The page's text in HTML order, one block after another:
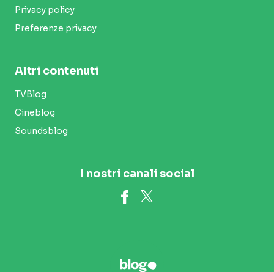
Privacy policy
Preferenze privacy
Altri contenuti
TVBlog
Cineblog
Soundsblog
I nostri canali social